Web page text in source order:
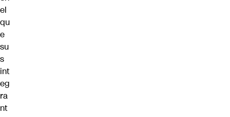
el
qu
e
su
s
int
eg
ra
nt